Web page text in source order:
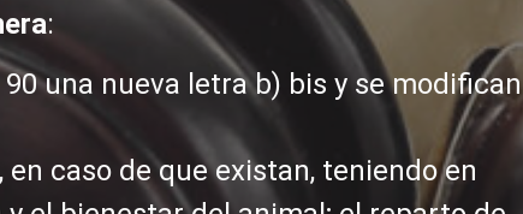
:
una nueva letra b) bis y se modifican
caso de que existan, teniendo en